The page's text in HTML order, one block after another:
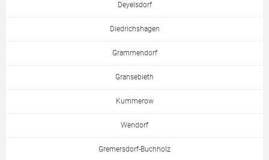
Deyelsdorf
Diedrichshagen
Grammendorf
Gransebieth
Kummerow
Wendorf
Gremersdorf-Buchholz